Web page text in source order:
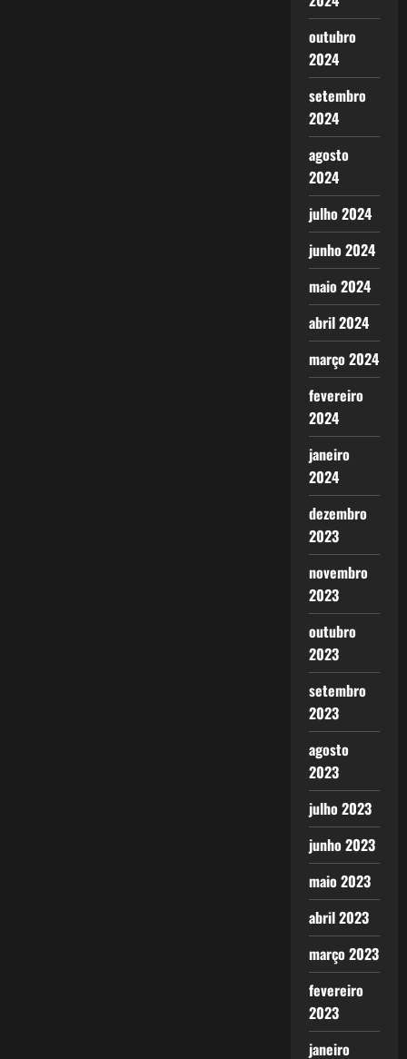
outubro
2024
setembro
2024
agosto
2024
julho 2024
junho 2024
maio 2024
abril 2024
março 2024
fevereiro
2024
janeiro
2024
dezembro
2023
novembro
2023
outubro
2023
setembro
2023
agosto
2023
julho 2023
junho 2023
maio 2023
abril 2023
março 2023
fevereiro
2023
janeiro